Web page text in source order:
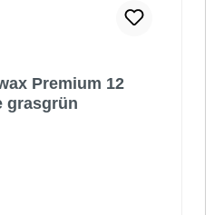
Premium 12
grasgrün